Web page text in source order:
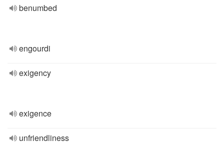
benumbed
engourdi
exigency
exigence
unfriendliness